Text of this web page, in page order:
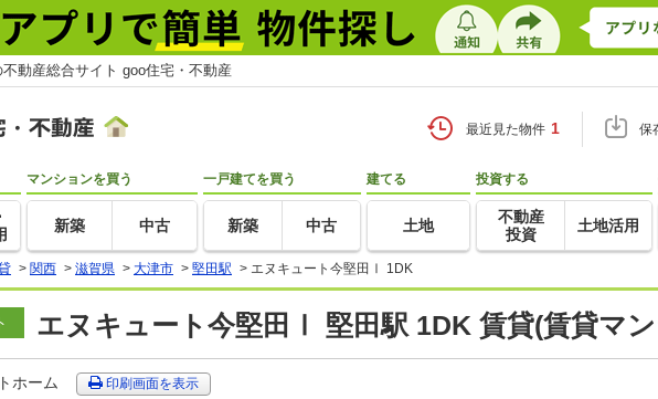
動産総合サイト goo住宅・不動産
最近見た物件 1 保
マンションを買う
新築 中古
一戸建てを買う
新築 中古
建てる
土地
投資する
不動産
投資
土地活用
> 関西 > 滋賀県 > 大津市 > 堅田駅 > エヌキュート今堅田Ⅰ 1DK
エヌキュート今堅田Ⅰ 堅田駅 1DK 賃貸(賃貸マ
ホーム 印刷画面を表示